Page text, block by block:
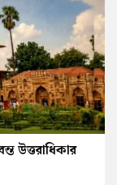
উত্তরাধিকার